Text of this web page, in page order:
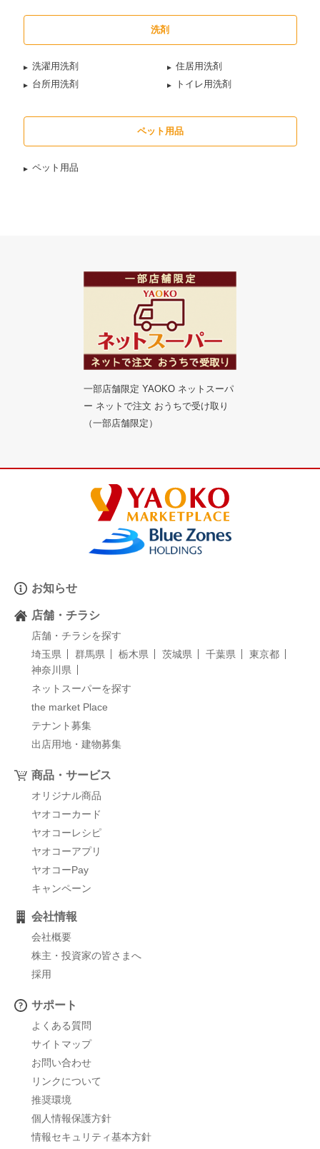
洗剤
洗濯用洗剤
住居用洗剤
台所用洗剤
トイレ用洗剤
ペット用品
ペット用品
一部店舗限定 YAOKO ネットスーパ
ー ネットで注文 おうちで受け取り
（一部店舗限定）
お知らせ
店舗・チラシ
店舗・チラシを探す
埼玉県
群馬県 栃木県 茨城県 千葉県
東京都
神奈川県
ネットスーパーを探す
the market Place
テナント募集
出店用地・建物募集
商品・サービス
オリジナル商品
ヤオコーカード
ヤオコーレシピ
ヤオコーアプリ
ヤオコーPay
キャンペーン
会社情報
会社概要
株主・投資家の皆さまへ
採用
サポート
よくある質問
サイトマップ
お問い合わせ
リンクについて
推奨環境
個人情報保護方針
情報セキュリティ基本方針